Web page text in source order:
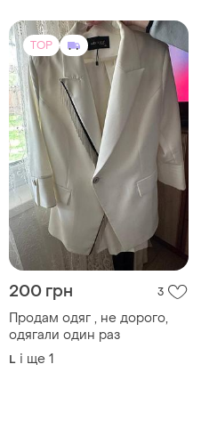
TOP
200 грн 3
Продам одяг , не дорого,
одягали один раз
L і ще 1